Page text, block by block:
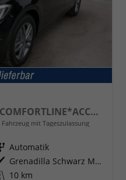
Comfortline 1.5 TSI DSG COMFORTLINE*ACC*LED*PDC*KAMERA*NAVI*SHZ* 7-SITZER 17-ZOLL
Fahrzeug mit Tageszulassung
Getriebe Automatik
Außenfarbe
Grenadilla Schwarz Metallic
Kilometerstand 10 km